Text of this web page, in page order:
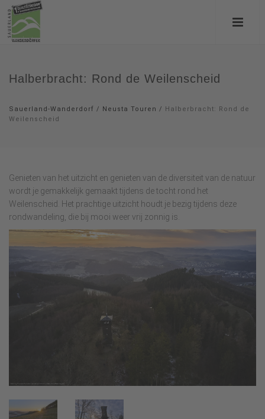
Halberbracht: Rond de Weilenscheid
Sauerland-Wanderdorf / Neusta Touren / Halberbracht: Rond de
Weilenscheid
Genieten van het uitzicht en genieten van de diversiteit van de natuur
wordt je gemakkelijk gemaakt tijdens de tocht rond het
Weilenscheid. Het prachtige uitzicht houdt je bezig tijdens deze
rondwandeling, die bij mooi weer vrij zonnig is.